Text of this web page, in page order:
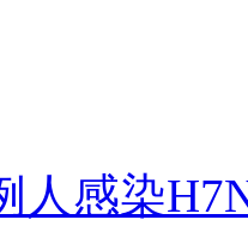
力深夜将其击毙
人感染